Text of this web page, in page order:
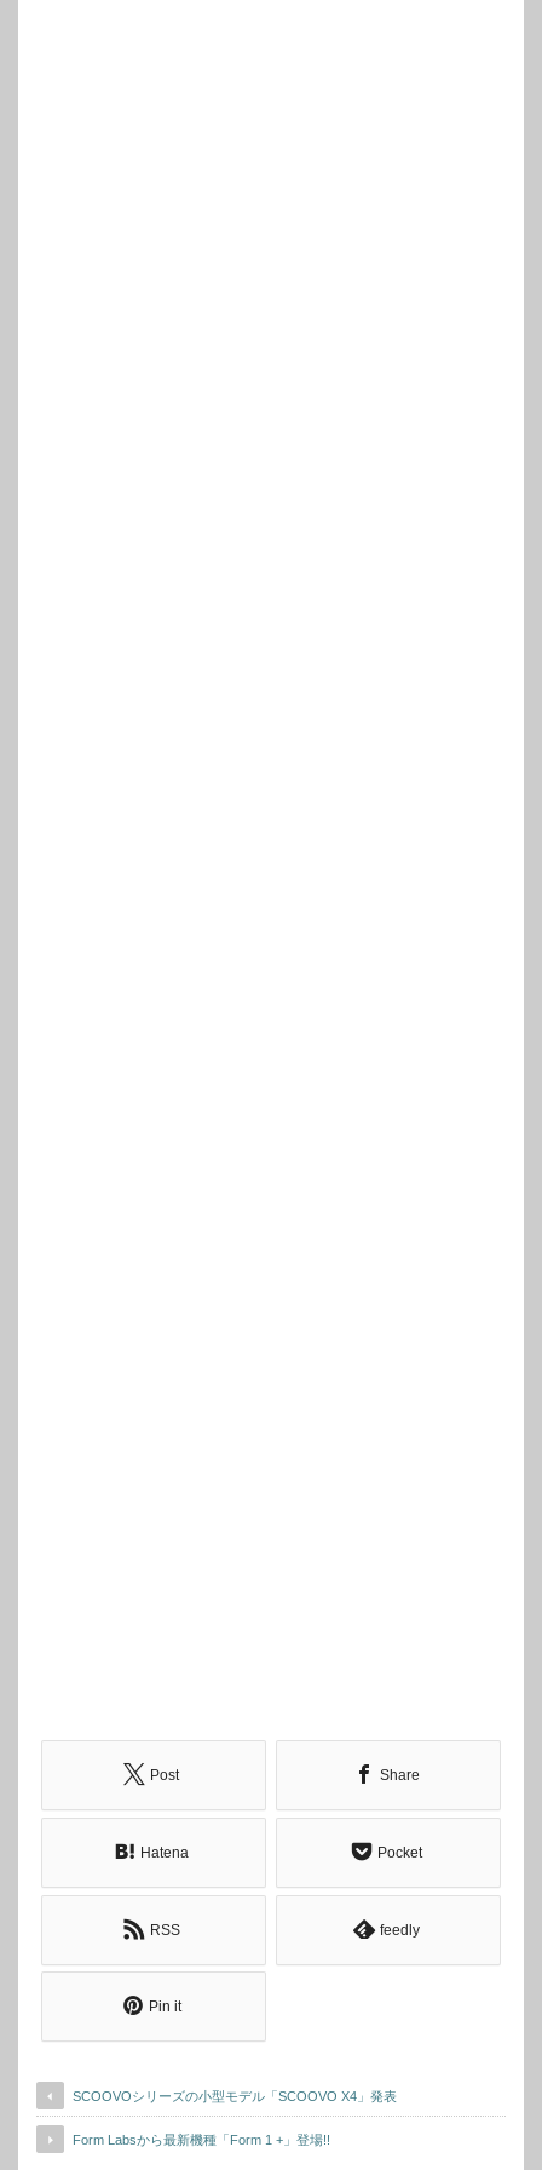
Post Share
Hatena Pocket
RSS feedly
Pin it
SCOOVOシリーズの小型モデル「SCOOVO X4」発表
Form Labsから最新機種「Form 1 +」登場!!